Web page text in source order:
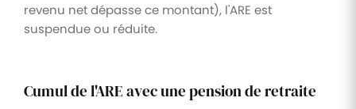
revenu net dépasse ce montant), l'ARE est
suspendue ou réduite.
Cumul de l'ARE avec une pension de retraite